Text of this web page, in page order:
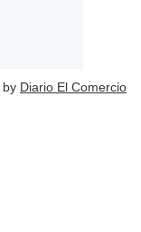
by Diario El Comercio